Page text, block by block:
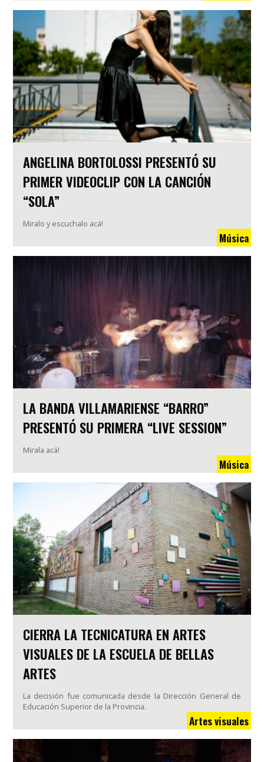
ANGELINA BORTOLOSSI PRESENTÓ SU
PRIMER VIDEOCLIP CON LA CANCIÓN
“SOLA”
Miralo y escuchalo acá!
Música
LA BANDA VILLAMARIENSE “BARRO”
PRESENTÓ SU PRIMERA “LIVE SESSION”
Mirala acá!
Música
CIERRA LA TECNICATURA EN ARTES
VISUALES DE LA ESCUELA DE BELLAS
ARTES
La decisión fue comunicada desde la Dirección General de
Educación Superior de la Provincia.
Artes visuales